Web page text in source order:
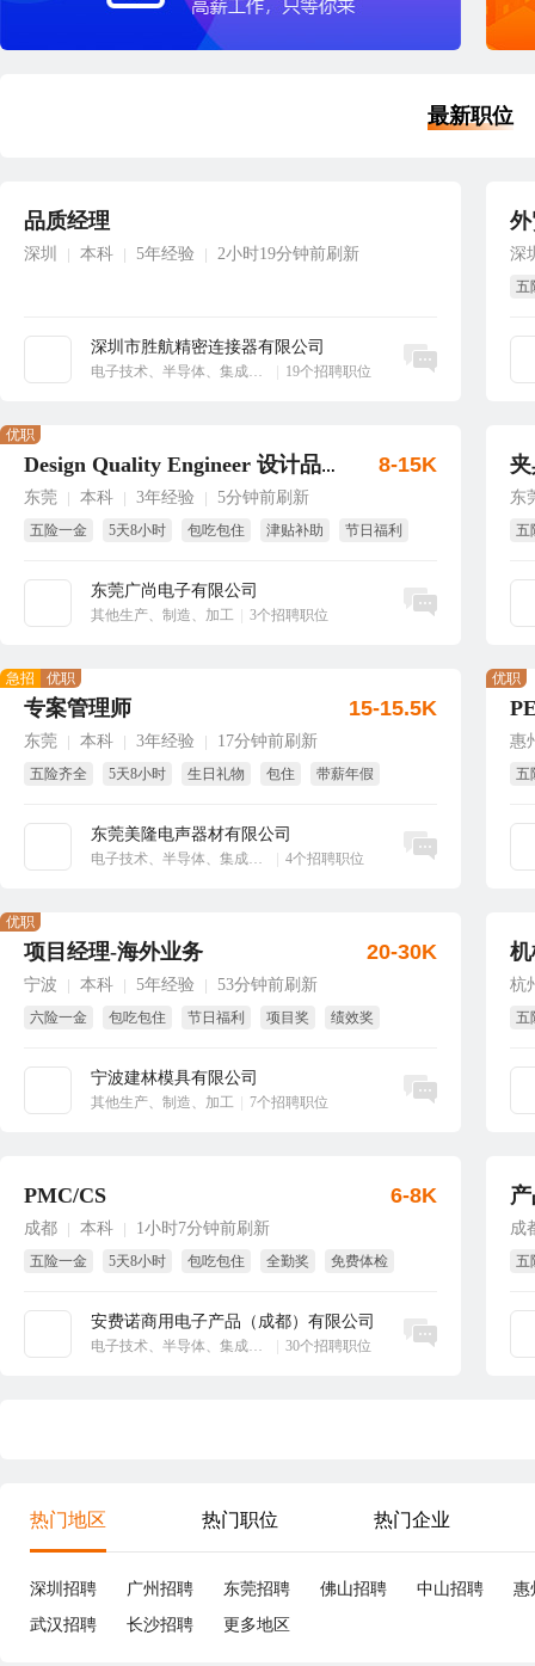
最新职位
品质经理
深圳 本科 5年经验 2小时19分钟前刷新
深圳市胜航精密连接器有限公司
电子技术、半导体、集成电路 19个招聘职位
立即沟通
深
五
Design Quality Engineer 设计品质工程师
东莞 本科 3年经验 5分钟前刷新
五险一金 5天8小时 包吃包住 津贴补助
节日福利
东莞广尚电子有限公司
其他生产、制造、加工 3个招聘职位
优职
8-15K
立即沟通
东
五
专案管理师
东莞 本科 3年经验 17分钟前刷新
五险齐全 5天8小时 生日礼物 包住 带薪年假
东莞美隆电声器材有限公司
电子技术、半导体、集成电路 4个招聘职位
急招 优职
15-15.5K
立即沟通
惠
五
优职
项目经理-海外业务
宁波 本科 5年经验 53分钟前刷新
六险一金 包吃包住 节日福利 项目奖
绩效奖
宁波建林模具有限公司
其他生产、制造、加工 7个招聘职位
优职
20-30K
立即沟通
杭
五
PMC/CS
成都 本科 1小时7分钟前刷新
五险一金 5天8小时 包吃包住 全勤奖
免费体检
安费诺商用电子产品（成都）有限公司
电子技术、半导体、集成电路 30个招聘职位
6-8K
立即沟通
成
五
热门地区 热门职位 热门企业
深圳招聘 广州招聘 东莞招聘 佛山招聘 中山招聘
惠
武汉招聘
长沙招聘 更多地区